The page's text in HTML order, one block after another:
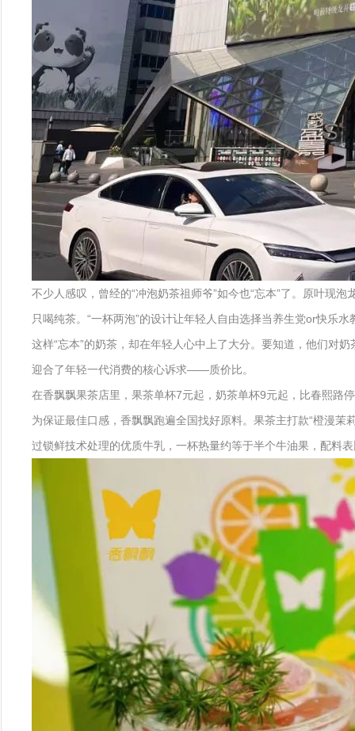
不少人感叹，曾经的“冲泡奶茶祖师爷”如今也“忘本”了。原叶现
只喝纯茶。“一杯两泡”的设计让年轻人自由选择当养生党or快乐水
这样“忘本”的奶茶，却在年轻人心中上了大分。要知道，他们对
迎合了年轻一代消费的核心诉求——质价比。
在香飘飘果茶店里，果茶单杯7元起，奶茶单杯9元起，比春熙路
为保证最佳口感，香飘飘跑遍全国找好原料。果茶主打款“橙漫
过锁鲜技术处理的优质牛乳，一杯热量约等于半个牛油果，配料